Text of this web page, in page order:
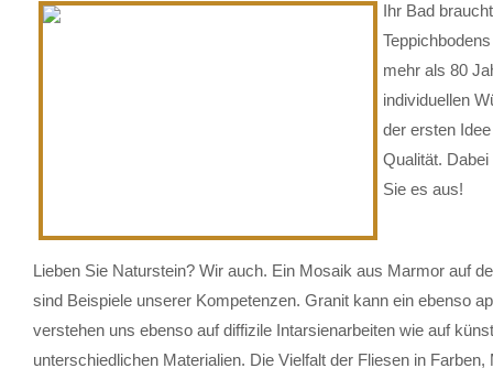
Ihr Bad
mehr als 80
individuellen
der ersten
Qualität.
Sie es aus!
Lieben Sie Naturstein? Wir auch. Ein Mosaik aus Marmor auf
sind Beispiele unserer Kompetenzen. Granit kann ein ebenso
verstehen uns ebenso auf diffizile Intarsienarbeiten wie auf
unterschiedlichen Materialien. Die Vielfalt der Fliesen in